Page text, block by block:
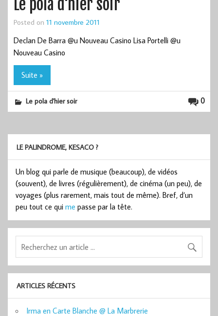
Le pola d'hier soir
Posted on 11 novembre 2011
Declan De Barra @u Nouveau Casino Lisa Portelli @u
Nouveau Casino
Suite »
0
Le pola d'hier soir
LE PALINDROME, KESACO ?
Un blog qui parle de musique (beaucoup), de vidéos
(souvent), de livres (régulièrement), de cinéma (un peu), de
voyages (plus rarement, mais tout de même). Bref, d’un
peu tout ce qui me passe par la tête.
ARTICLES RÉCENTS
Irma en Carte Blanche @ La Marbrerie